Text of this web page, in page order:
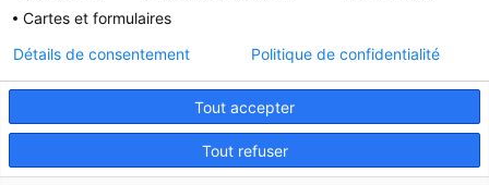
Initiatives est le spécialiste français des solutions de
collecte de fonds pour les établissements scolaires et
Cartes et formulaires
Tout accepter
Tout refuser
Détails de consentement Politique de confidentialité